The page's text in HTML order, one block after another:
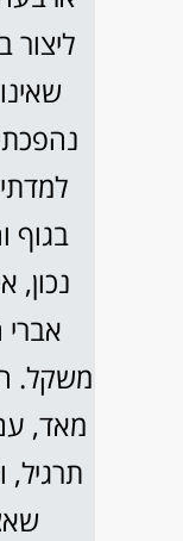
ליצור
בגוף
נכון,
אברי
משקל.
מאד,
תרגיל,